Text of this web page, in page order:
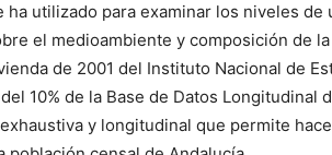
ha utilizado para examinar los niveles
el medioambiente y composición de
de 2001 del Instituto Nacional de
10% de la Base de Datos Longitudinal
y longitudinal que permite